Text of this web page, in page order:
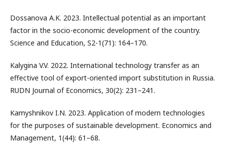
Dossanova A.K. 2023. Intellectual potential as an important
factor in the socio-economic development of the country.
Science and Education, S2-1(71): 164–170.
Kalygina V.V. 2022. International technology transfer as an
effective tool of export-oriented import substitution in Russia.
RUDN Journal of Economics, 30(2): 231–241.
Kamyshnikov I.N. 2023. Application of modern technologies
for the purposes of sustainable development. Economics and
Management, 1(44): 61–68.